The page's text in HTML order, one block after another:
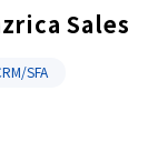
Sales
SFA